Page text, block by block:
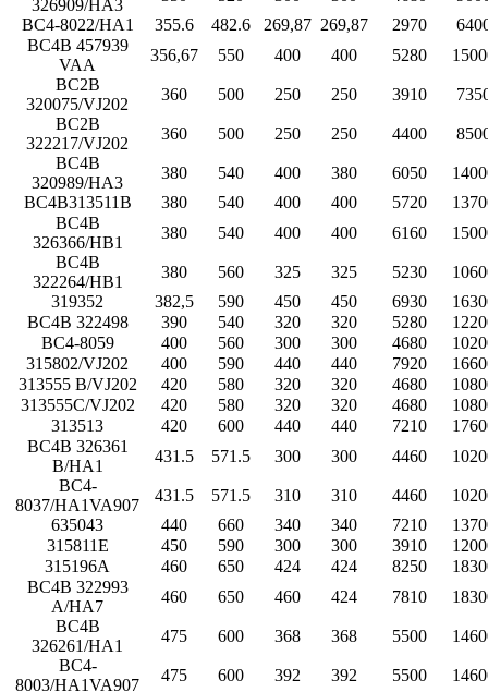
326909/HA3
BC4-8022/HA1
355.6 482.6 269,87 269,87 2970
BC4B 457939
VAA
356,67 550 400 400 5280
BC2B
320075/VJ202
360 500 250 250 3910
BC2B
322217/VJ202
360 500 250 250 4400
BC4B
320989/HA3
380 540 400 380 6050
BC4B313511B
380 540 400 400 5720
BC4B
326366/HB1
380 540 400 400 6160
BC4B
322264/HB1
380 560 325 325 5230
319352
382,5 590 450 450 6930
BC4B 322498
390 540 320 320 5280
BC4-8059
400 560 300 300 4680
315802/VJ202
400 590 440 440 7920
313555 B/VJ202
420 580 320 320 4680
313555C/VJ202
420 580 320 320 4680
313513
420 600 440 440 7210
BC4B 326361
B/HA1
431.5 571.5 300 300 4460
BC4-
8037/HA1VA907
431.5 571.5 310 310 4460
635043
440 660 340 340 7210
315811E
450 590 300 300 3910
315196A
460 650 424 424 8250
BC4B 322993
A/HA7
460 650 460 424 7810
BC4B
326261/HA1
475 600 368 368 5500
BC4-
8003/HA1VA907
475 600 392 392 5500